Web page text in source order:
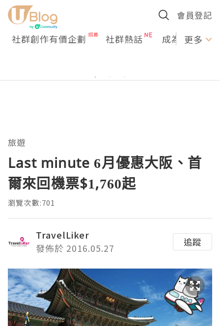
會員登記
社群創作有價企劃 社群熱話 成為U更多
旅遊
Last minute 6月優惠大阪、首
爾來回機票$1,760起
瀏覽次數:701
TravelLiker
發佈於 2016.05.27
追蹤